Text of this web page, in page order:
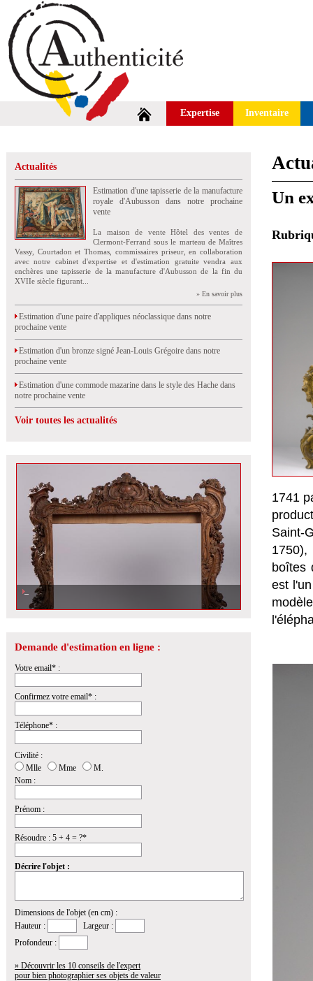
Expertise Inventaire
Actualités
Estimation d'une tapisserie de la manufacture
royale d'Aubusson dans notre prochaine
vente
La maison de vente Hôtel des ventes de
Clermont-Ferrand sous le marteau de Maîtres
Vassy, Courtadon et Thomas, commissaires priseur, en collaboration
avec notre cabinet d'expertise et d'estimation gratuite vendra aux
enchères une tapisserie de la manufacture d'Aubusson de la fin du
XVIIe siècle figurant...
» En savoir plus
Estimation d'une paire d'appliques néoclassique dans notre
prochaine vente
Estimation d'un bronze signé Jean-Louis Grégoire dans notre
prochaine vente
Estimation d'une commode mazarine dans le style des Hache dans
notre prochaine vente
Voir toutes les actualités
Estimation d\'un cadre ancien richement sculpté dans notre prochaine vente
à Orléans
Demande d'estimation en ligne :
Votre email* :
Confirmez votre email* :
Téléphone* :
Civilité :
Mlle
Mme
M.
Nom :
Prénom :
Résoudre : 5 + 4 = ?*
Décrire l'objet :
Dimensions de l'objet (en cm) :
Hauteur :
Largeur :
Profondeur :
» Découvrir les 10 conseils de l'expert
pour bien photographier ses objets de valeur
Un
1741
Saint-
1750),
boîtes
est